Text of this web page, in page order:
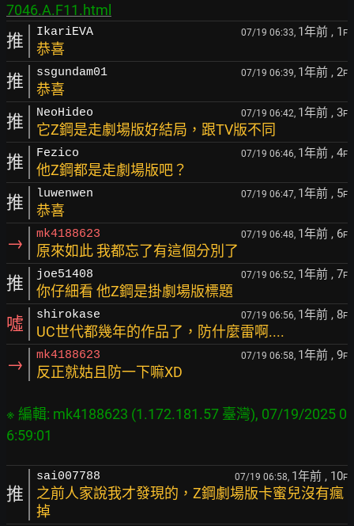
7046.A.F11.html
推 IkariEVA 07/19 06:33, 1年前 , 1 F
恭喜
推 ssgundam01 07/19 06:39, 1年前 , 2F
恭喜
推 NeoHideo 07/19 06:42, 1年前 , 3F
它Z鋼是走劇場版好結局，跟TV版不同
推 Fezico 07/19 06:46, 1年前 , 4F
他Z鋼都是走劇場版吧？
推 luwenwen 07/19 06:47, 1年前 , 5F
恭喜
→ mk4188623 07/19 06:48, 1年前 , 6F
原來如此 我都忘了有這個分別了
推 joe51408 07/19 06:52, 1年前 , 7F
你仔細看 他Z鋼是掛劇場版標題
噓 shirokase 07/19 06:56, 1年前 , 8F
UC世代都幾年的作品了，防什麼雷啊....
→ mk4188623 07/19 06:58, 1年前 , 9F
反正就姑且防一下嘛XD
※ 編輯: mk4188623 (1.172.181.57 臺灣), 07/19/2025 0
推
sai007788 07/19 06:58, 1年前 , 10F
之前人家說我才發現的，Z鋼劇場版卡蜜兒沒有瘋
掉